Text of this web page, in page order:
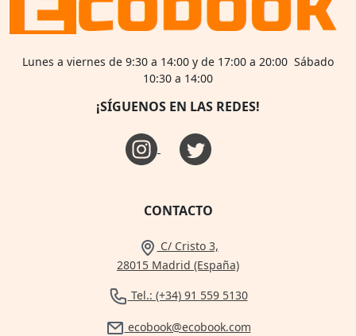
Lunes a viernes de 9:30 a 14:00 y de 17:00 a 20:00 Sábado
10:30 a 14:00
¡SÍGUENOS EN LAS REDES!
CONTACTO
C/ Cristo 3,
28015 Madrid (España)
Tel.: (+34) 91 559 5130
ecobook@ecobook.com